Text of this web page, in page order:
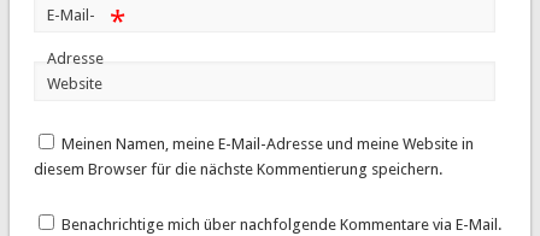
E-Mail-
Adresse
*
Website
Meinen Namen, meine E-Mail-Adresse und meine Website in
diesem Browser für die nächste Kommentierung speichern.
Benachrichtige mich über nachfolgende Kommentare via E-Mail.